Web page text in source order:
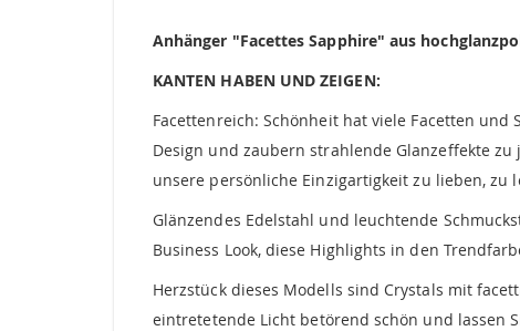
Anhänger "Facettes Sapphire" aus
KANTEN HABEN UND ZEIGEN:
Facettenreich: Schönheit hat viele Facetten
Design und zaubern strahlende Glanzeffekte
unsere persönliche Einzigartigkeit zu lieben, zu
Glänzendes Edelstahl und leuchtende
Business Look, diese Highlights in den
Herzstück dieses Modells sind Crystals mit
eintretetende Licht betörend schön und lassen